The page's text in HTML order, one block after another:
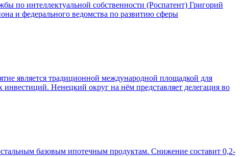
по интеллектуальной собственности (Роспатент) Григорий
и федерального ведомства по развитию сферы
является традиционной международной площадкой для
Ненецкий округ на нём представляет делегация во
базовым ипотечным продуктам. Снижение составит 0,2-